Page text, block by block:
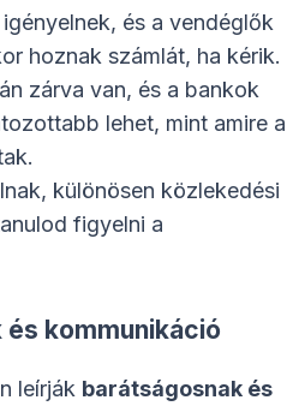
és a vendéglők
hoznak számlát, ha kérik.
zárva van, és a bankok
lehet, mint amire a
különösen közlekedési
figyelni a
és kommunikáció
leírják barátságosnak és